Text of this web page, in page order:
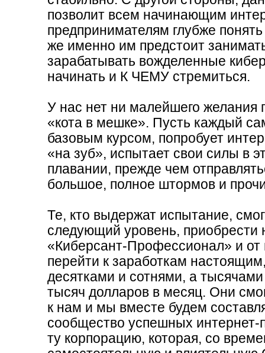
позволит всем начинающим
предпринимателям глубже
же именно им предстоит
зарабатывать вожделенные
начинать и К ЧЕМУ стремиться.
У нас нет ни малейшего желания
«кота в мешке». Пусть каждый
базовым курсом, попробует
«на зуб», испытает свои силы в
плавании, прежде чем
большое, полное штормов и
Те, кто выдержат испытание,
следующий уровень, приобрести
«Киберсант-Профессионал» и от
перейти к заработкам
десятками и сотнями, а
тысяч долларов в месяц. Они
к нам и мы вместе будем
сообщество успешных интернет-
ту корпорацию, которая, со
полезные, исходя из
Писать картины в
ещё много чего. Для
можно получить на
поддержки. Это
проекта "Киберсант" и
автором одного из них.
Наталья Петровна Власова
«Достоверная
объясняющая все
Главное - достоверная
все о заработках в
поданная! Прекрасный